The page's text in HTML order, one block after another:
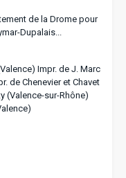
de la Drome pour
Dupalais...
Impr. de J. Marc
de Chenevier et Chavet
(Valence-sur-Rhône)